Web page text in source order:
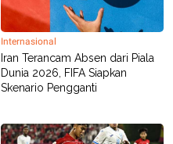
Internasional
Iran Terancam Absen dari Piala
Dunia 2026, FIFA Siapkan
Skenario Pengganti